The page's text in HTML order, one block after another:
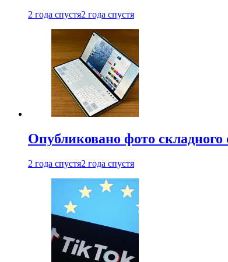
2 года спустя2 года спустя
Опубликовано фото
2 года спустя2 года спустя